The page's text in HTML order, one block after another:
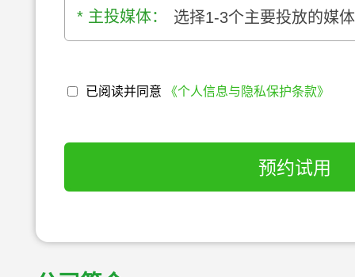
* 主投媒体： 选择1-3个主要投放的媒
已阅读并同意 《个人信息与隐私保护条款》
预约试用